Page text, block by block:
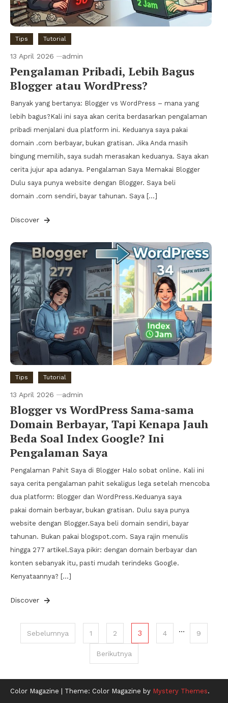
Tips Tutorial
13 April 2026 admin
Pengalaman Pribadi, Lebih Bagus
Blogger atau WordPress?
Banyak yang bertanya: Blogger vs WordPress – mana yang
lebih bagus?Kali ini saya akan cerita berdasarkan pengalaman
pribadi menjalani dua platform ini. Keduanya saya pakai
domain .com berbayar, bukan gratisan. Jika Anda masih
bingung memilih, saya sudah merasakan keduanya. Saya akan
cerita jujur apa adanya. Pengalaman Saya Memakai Blogger
Dulu saya punya website dengan Blogger. Saya beli
domain .com sendiri, bayar tahunan. Saya […]
Discover
Tips Tutorial
13 April 2026 admin
Blogger vs WordPress Sama-sama
Domain Berbayar, Tapi Kenapa Jauh
Beda Soal Index Google? Ini
Pengalaman Saya
Pengalaman Pahit Saya di Blogger Halo sobat online. Kali ini
saya cerita pengalaman pahit sekaligus lega setelah mencoba
dua platform: Blogger dan WordPress.Keduanya saya
pakai domain berbayar, bukan gratisan. Dulu saya punya
website dengan Blogger.Saya beli domain sendiri, bayar
tahunan. Bukan pakai blogspot.com. Saya rajin menulis
hingga 277 artikel.Saya pikir: dengan domain berbayar dan
konten sebanyak itu, pasti mudah terindeks Google.
Kenyataannya? […]
Discover
Paginasi
Sebelumnya 1 2 3 4 … 9
Berikutnya
Color Magazine Theme: Color Magazine by Mystery Themes.